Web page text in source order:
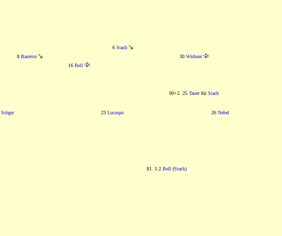
6 Stach
8 Barreiro 30 Widmer
16 Bell
90+2. 25 TauerfürStach
Stöger 23 Lucoqui 26 Nebel
81. 1:2 Bell (Stach)